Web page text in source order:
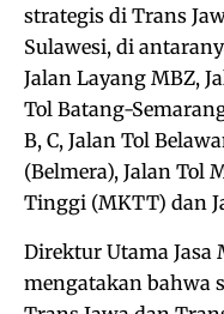
strategis di Trans
Sulawesi, di
Jalan Layang MBZ,
Tol Batang-
B, C, Jalan Tol
(Belmera), Jalan Tol
Tinggi (MKTT) dan
Direktur Utama Jasa
mengatakan bahwa